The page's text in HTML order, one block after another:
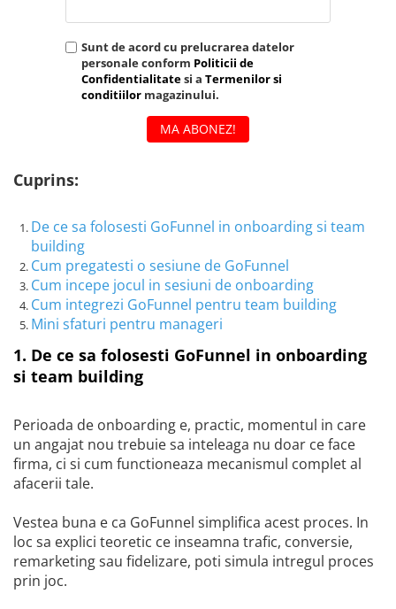
Sunt de acord cu prelucrarea datelor
personale conform Politicii de
Confidentialitatesi a Termenilor si
conditiilor magazinului.
MA ABONEZ!
Cuprins:
De ce sa folosesti GoFunnel in onboarding si team
building
Cum pregatesti o sesiune de GoFunnel
Cum incepe jocul in sesiuni de onboarding
Cum integrezi GoFunnel pentru team building
Mini sfaturi pentru manageri
1. De ce sa folosesti GoFunnel in onboarding
si team building
Perioada de onboarding e, practic, momentul in care
un angajat nou trebuie sa inteleaga nu doar ce face
firma, ci si cum functioneaza mecanismul complet al
afacerii tale.
Vestea buna e ca GoFunnel simplifica acest proces. In
loc sa explici teoretic ce inseamna trafic, conversie,
remarketing sau fidelizare, poti simula intregul proces
prin joc.